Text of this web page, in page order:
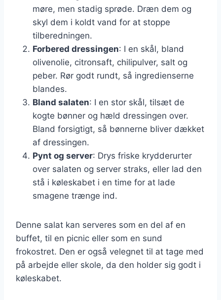
møre, men stadig sprøde. Dræn dem og
skyl dem i koldt vand for at stoppe
tilberedningen.
Forbered dressingen: I en skål, bland
olivenolie, citronsaft, chilipulver, salt og
peber. Rør godt rundt, så ingredienserne
blandes.
Bland salaten: I en stor skål, tilsæt de
kogte bønner og hæld dressingen over.
Bland forsigtigt, så bønnerne bliver dækket
af dressingen.
Pynt og server: Drys friske krydderurter
over salaten og server straks, eller lad den
stå i køleskabet i en time for at lade
smagene trænge ind.
Denne salat kan serveres som en del af en
buffet, til en picnic eller som en sund
frokostret. Den er også velegnet til at tage med
på arbejde eller skole, da den holder sig godt i
køleskabet.